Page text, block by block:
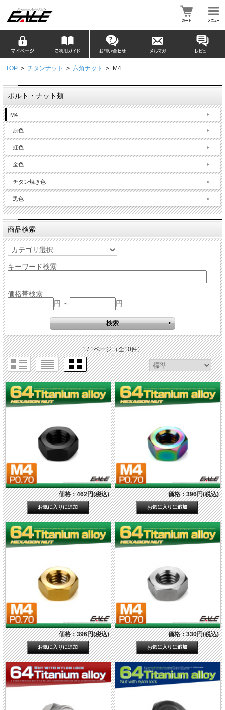
TOP > チタンナット > 六角ナット > M4
ボルト・ナット類
M4
原色
虹色
金色
チタン焼き色
黒色
商品検索
キーワード検索
価格帯検索
円 ～
円
1 / 1ページ（全10件）
価格：462円(税込) 価格：396円(税込)
価格：396円(税込) 価格：330円(税込)